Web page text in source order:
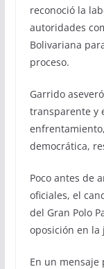
reconoció la
autoridades
Bolivariana
proceso.
Garrido
transparente y
democrática,
Poco antes de
oficiales, el
del Gran Polo
oposición en la
En un